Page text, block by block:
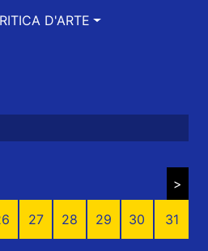
D'ARTE
>
27 28 29 30 31